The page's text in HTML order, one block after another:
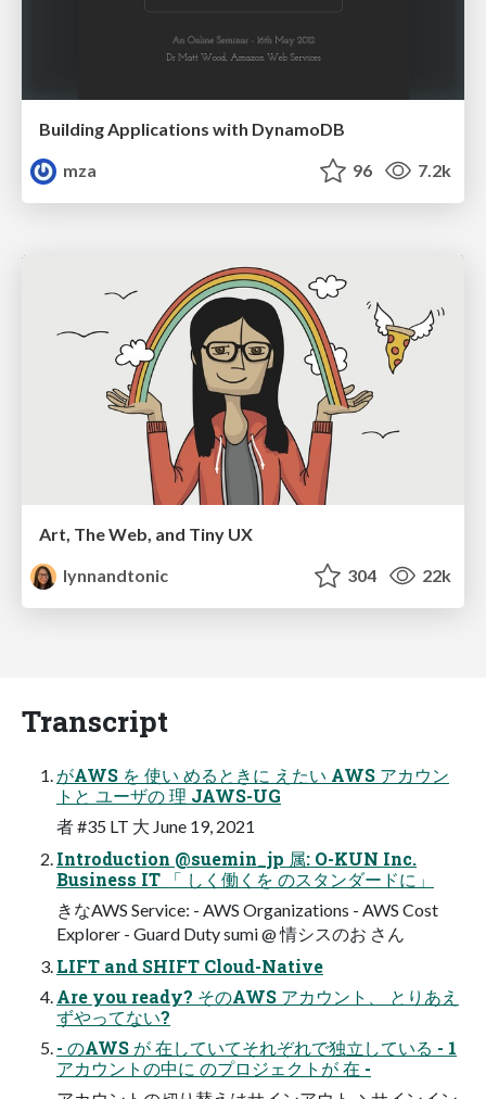
Building Applications with DynamoDB
mza
96 7.2k
Art, The Web, and Tiny UX
lynnandtonic
304 22k
Transcript
がAWS を 使い めるときに えたい AWS アカウン
トと ユーザの 理 JAWS-UG
者 #35 LT ⼤ June 19, 2021
Introduction @suemin_jp 属: O-KUN Inc.
Business IT 「 しく働くを のスタンダードに」
きなAWS Service: - AWS Organizations - AWS Cost
Explorer - Guard Duty sumi @ 情シスのお さん
LIFT and SHIFT Cloud-Native
Are you ready? そのAWS アカウント、 とりあえ
ずやってない?
- のAWS が 在していてそれぞれで独立している - 1
アカウントの中に のプロジェクトが 在 -